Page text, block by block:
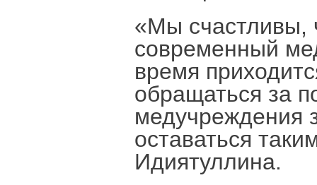
«Мы счастливы,
современный
время
обращаться за
медучреждения
оставаться
Идиятуллина.